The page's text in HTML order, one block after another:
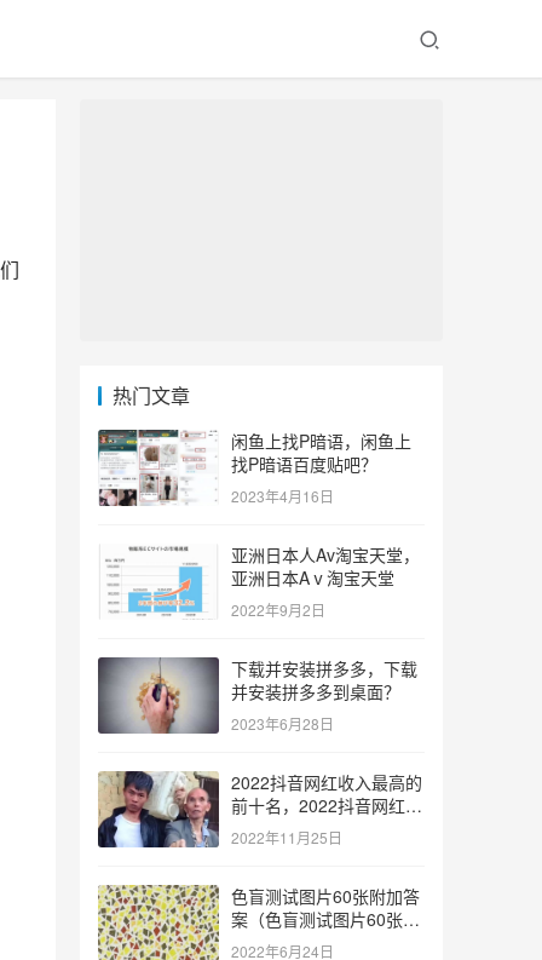
热门文章
闲鱼上找P暗语，闲鱼上
找P暗语百度贴吧？
2023年4月16日
亚洲日本人Av淘宝天堂，
亚洲日本Aⅴ淘宝天堂
2022年9月2日
下载并安装拼多多，下载
并安装拼多多到桌面？
2023年6月28日
2022抖音网红收入最高的
前十名，2022抖音网红收
入最高的前十名有哪些？
2022年11月25日
色盲测试图片60张附加答
案（色盲测试图片60张复
杂）
2022年6月24日